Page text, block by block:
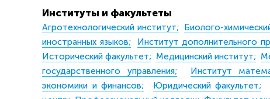
Институты и факультеты
Агротехнологический институт; Биолого-
иностранных языков;
Институт дополнительного
Исторический факультет; Медицинский институт;
государственного управления;
Институт
экономики и финансов;
Юридический факультет;